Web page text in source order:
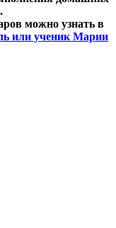
можно узнать в
или ученик Марии